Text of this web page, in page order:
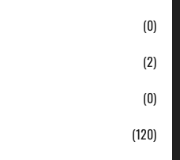
(0)
(2)
(0)
(120)